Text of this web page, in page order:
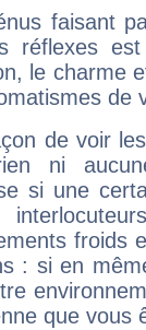
faisant
réflexes
le charme
de
de voir
ni
si une
froids
: si en
que vous